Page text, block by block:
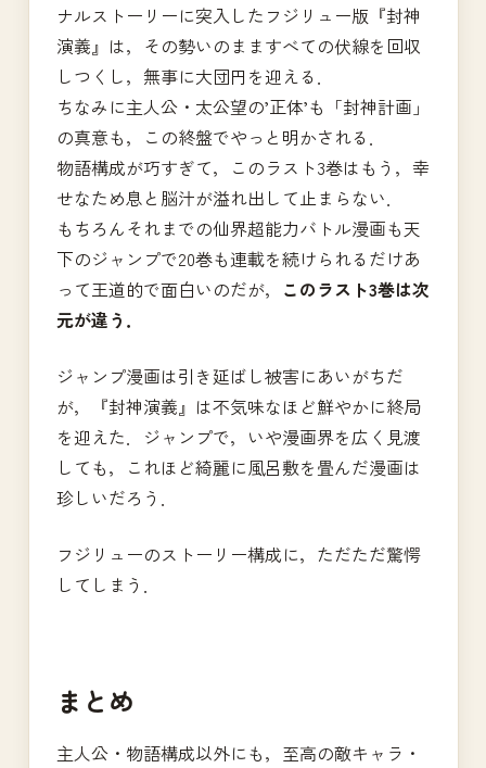
ナルストーリーに突入したフジリュー版『封神
演義』は，その勢いのまますべての伏線を回収
しつくし，無事に大団円を迎える．
ちなみに主人公・太公望の’正体’も「封神計画」
の真意も，この終盤でやっと明かされる．
物語構成が巧すぎて，このラスト3巻はもう，幸
せなため息と脳汁が溢れ出して止まらない．
もちろんそれまでの仙界超能力バトル漫画も天
下のジャンプで20巻も連載を続けられるだけあ
って王道的で面白いのだが， このラスト3巻は次
元が違う．
ジャンプ漫画は引き延ばし被害にあいがちだ
が，『封神演義』は不気味なほど鮮やかに終局
を迎えた．ジャンプで，いや漫画界を広く見渡
しても，これほど綺麗に風呂敷を畳んだ漫画は
珍しいだろう．
フジリューのストーリー構成に，ただただ驚愕
してしまう．
まとめ
主人公・物語構成以外にも，至高の敵キャラ・